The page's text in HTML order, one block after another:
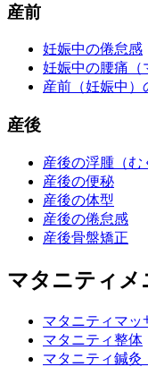
産前
妊娠中の倦怠感
妊娠中の腰痛（
産前（妊娠中）
産後
産後の浮腫（む
産後の便秘
産後の体型
産後の倦怠感
産後骨盤矯正
マタニティメ
マタニティマッ
マタニティ整体
マタニティ鍼灸